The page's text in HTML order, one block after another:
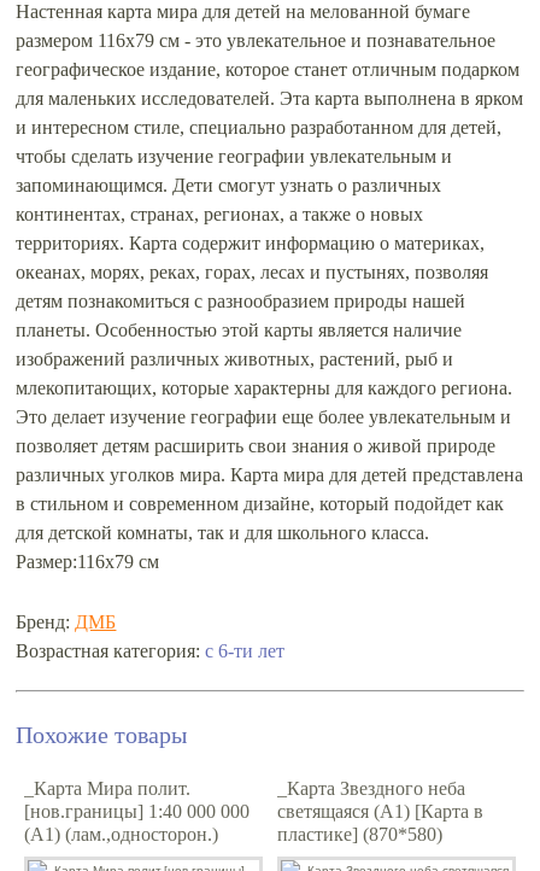
Настенная карта мира для детей на мелованной бумаге
размером 116х79 см - это увлекательное и познавательное
географическое издание, которое станет отличным подарком
для маленьких исследователей. Эта карта выполнена в ярком
и интересном стиле, специально разработанном для детей,
чтобы сделать изучение географии увлекательным и
запоминающимся. Дети смогут узнать о различных
континентах, странах, регионах, а также о новых
территориях. Карта содержит информацию о материках,
океанах, морях, реках, горах, лесах и пустынях, позволяя
детям познакомиться с разнообразием природы нашей
планеты. Особенностью этой карты является наличие
изображений различных животных, растений, рыб и
млекопитающих, которые характерны для каждого региона.
Это делает изучение географии еще более увлекательным и
позволяет детям расширить свои знания о живой природе
различных уголков мира. Карта мира для детей представлена
в стильном и современном дизайне, который подойдет как
для детской комнаты, так и для школьного класса.
Размер:116х79 см
Бренд: ДМБ
Возрастная категория:с 6-ти лет
Похожие товары
_Карта Мира полит.
[нов.границы] 1:40 000 000
(A1) (лам.,односторон.)
[Карта в пластике]
_Карта Звездного неба
светящаяся (A1) [Карта в
пластике] (870*580)